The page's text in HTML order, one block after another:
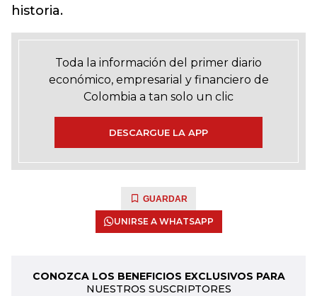
historia.
Toda la información del primer diario
económico, empresarial y financiero de
Colombia a tan solo un clic
DESCARGUE LA APP
GUARDAR
UNIRSE A WHATSAPP
CONOZCA LOS BENEFICIOS EXCLUSIVOS PARA
NUESTROS SUSCRIPTORES